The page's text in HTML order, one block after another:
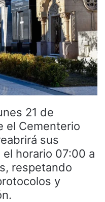
21 de
el Cementerio
sus
horario 07:00 a
respetando
y